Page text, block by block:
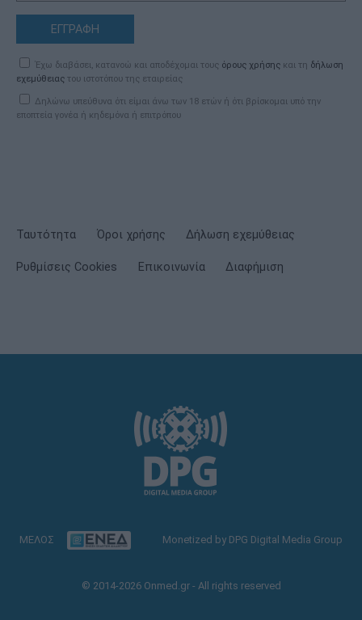
ΕΓΓΡΑΦΗ
Έχω διαβάσει, κατανοώ και αποδέχομαι τους όρους χρήσης και τη δήλωση
εχεμύθειας του ιστοτόπου της εταιρείας
Δηλώνω υπεύθυνα ότι είμαι άνω των 18 ετών ή ότι βρίσκομαι υπό την
εποπτεία γονέα ή κηδεμόνα ή επιτρόπου
Ταυτότητα Όροι χρήσης Δήλωση εχεμύθειας
Ρυθμίσεις Cookies Επικοινωνία Διαφήμιση
ΜΕΛΟΣ Monetized by DPG Digital Media Group
© 2014-2026 Onmed.gr - All rights reserved